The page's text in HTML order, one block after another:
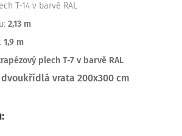
T-14 v barvě RAL
2,13 m
1,9 m
plech T-7 v barvě RAL
dvoukřídlá vrata 200x300 cm